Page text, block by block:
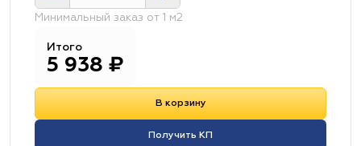
Минимальный заказ от 1 м2
Итого
5 938 ₽
В корзину
Получить КП